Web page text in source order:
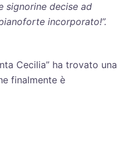
signorine decise ad
incorporato!”.
Cecilia” ha trovato una
finalmente è